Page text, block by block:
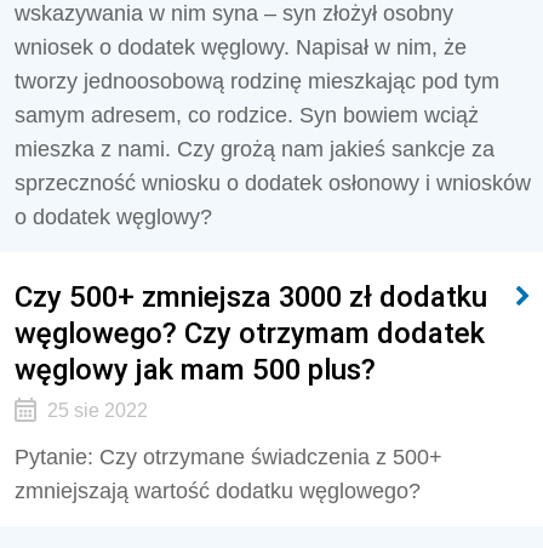
wskazywania w nim syna – syn złożył osobny
wniosek o dodatek węglowy. Napisał w nim, że
tworzy jednoosobową rodzinę mieszkając pod tym
samym adresem, co rodzice. Syn bowiem wciąż
mieszka z nami. Czy grożą nam jakieś sankcje za
sprzeczność wniosku o dodatek osłonowy i wniosków
o dodatek węglowy?
Czy 500+ zmniejsza 3000 zł dodatku
węglowego? Czy otrzymam dodatek
węglowy jak mam 500 plus?
25 sie 2022
Pytanie: Czy otrzymane świadczenia z 500+
zmniejszają wartość dodatku węglowego?